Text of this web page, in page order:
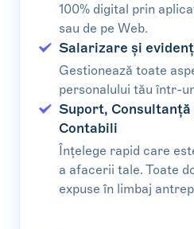
100% digital prin
sau de pe Web.
Salarizare și
Gestionează toate
personalului tău într-
Suport,
Contabili
Înțelege rapid care
a afacerii tale. Toate
expuse în limbaj